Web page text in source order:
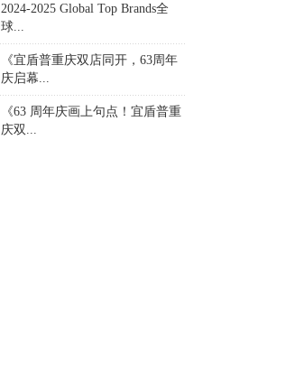
2024-2025 Global Top Brands全
球...
《宜盾普重庆双店同开，63周年
庆启幕...
《63 周年庆画上句点！宜盾普重
庆双...